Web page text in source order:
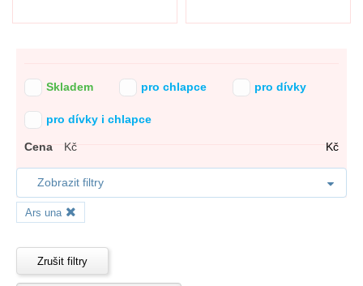
Skladem pro chlapce pro dívky
pro dívky i chlapce
Cena Kč Kč
Zobrazit filtry
Ars una
Zrušit filtry